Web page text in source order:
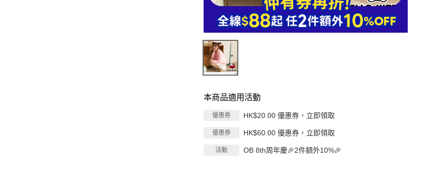
本商品適用活動
優惠券 HK$20.00 優惠券，立即領取
優惠券 HK$60.00 優惠券，立即領取
活動 OB 8th周年慶🎉2件額外10%🎉